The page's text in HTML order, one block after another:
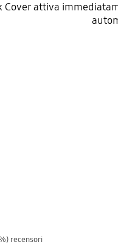
Cover attiva
recensori